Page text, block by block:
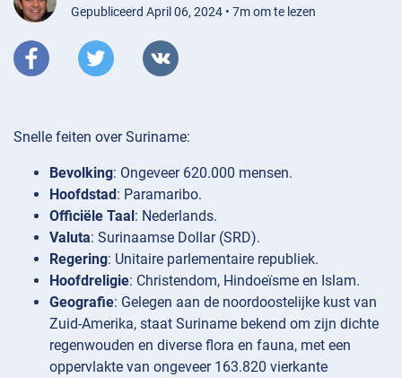
Gepubliceerd April 06, 2024 • 7m om te lezen
Snelle feiten over Suriname:
Bevolking: Ongeveer 620.000 mensen.
Hoofdstad: Paramaribo.
Officiële Taal: Nederlands.
Valuta: Surinaamse Dollar (SRD).
Regering: Unitaire parlementaire republiek.
Hoofdreligie: Christendom, Hindoeïsme en Islam.
Geografie: Gelegen aan de noordoostelijke kust van
Zuid-Amerika, staat Suriname bekend om zijn dichte
regenwouden en diverse flora en fauna, met een
oppervlakte van ongeveer 163.820 vierkante